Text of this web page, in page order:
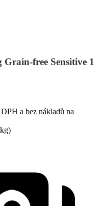
free Sensitive 1
a bez nákladů na
kg)